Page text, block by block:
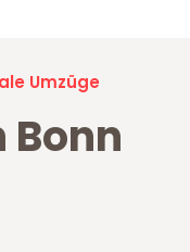
Umzüge
Bonn